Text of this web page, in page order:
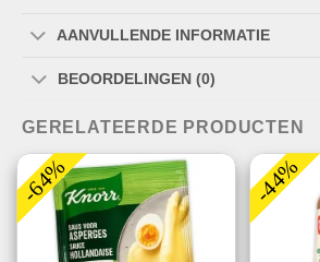
AANVULLENDE INFORMATIE
BEOORDELINGEN (0)
GERELATEERDE PRODUCTEN
-64% -44%